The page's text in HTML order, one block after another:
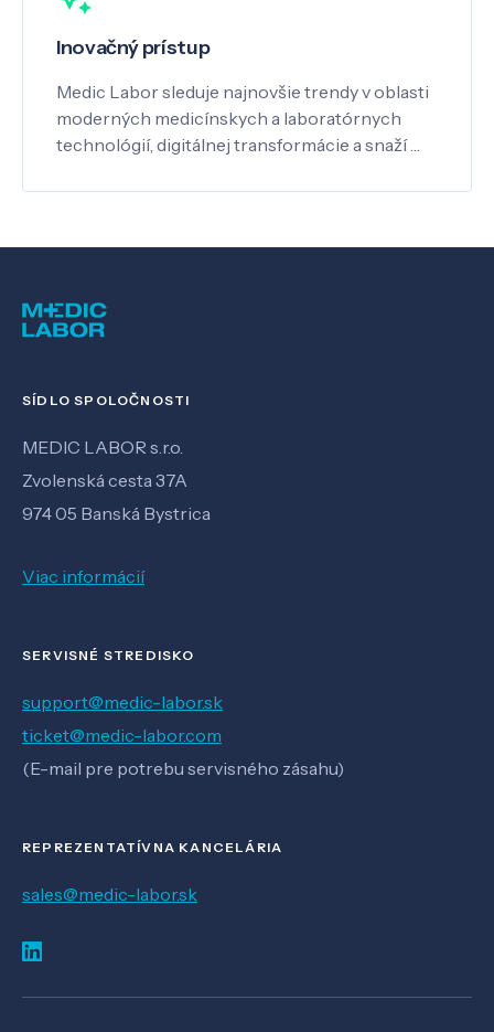
Inovačný prístup
Medic Labor sleduje najnovšie trendy v oblasti
moderných medicínskych a laboratórnych
technológií, digitálnej transformácie a snaží …
SÍDLO SPOLOČNOSTI
MEDIC LABOR s.r.o.
Zvolenská cesta 37A
974 05 Banská Bystrica
Viac informácií
SERVISNÉ STREDISKO
support@medic-labor.sk
ticket@medic-labor.com
(E-mail pre potrebu servisného zásahu)
REPREZENTATÍVNA KANCELÁRIA
sales@medic-labor.sk